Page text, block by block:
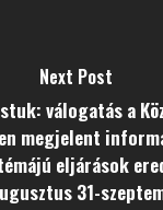
Next Post
válogatás a
megjelent
eljárások
31-